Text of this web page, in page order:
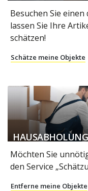
Besuchen Sie
lassen Sie Ihre
schätzen!
Schätze meine Objekte
HAUSABHOLUNG
Möchten Sie
den Service
Entferne meine Objekte